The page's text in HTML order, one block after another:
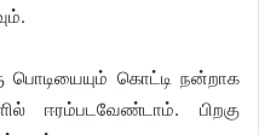
கொட்டி நன்றாக
ஈரம்படவேண்டாம். பிறகு